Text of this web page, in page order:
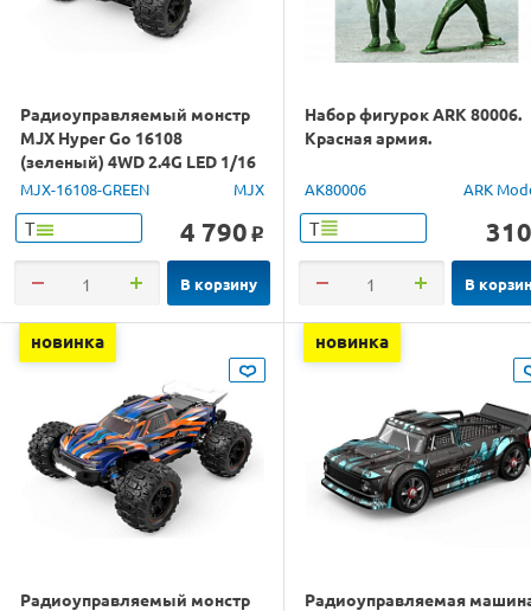
Радиоуправляемый монстр
MJX Hyper Go 16108
(зеленый) 4WD 2.4G LED 1/16
RTR
MJX-16108-GREEN MJX
Т 4 790 o
В корзину
Набор фигурок ARK 80006.
Красная армия.
AK80006 ARK
Т 310
В
новинка
Радиоуправляемый монстр
новинка
Радиоуправляемая